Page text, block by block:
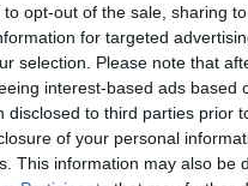
to opt-out of the sale, sharing
for targeted
selection. Please note that
interest-based ads based
disclosed to third parties prior
of your personal
This information may also be